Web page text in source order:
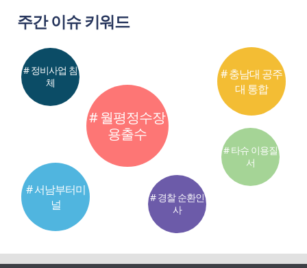
주간 이슈 키워드
# 월평정수장
용출수
# 서남부터미
널
# 충남대 공주
대 통합
# 정비사업 침
체
# 경찰 순환인
사
# 타슈 이용질
서